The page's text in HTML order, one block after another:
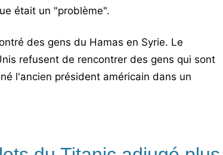
était un "problème".
des gens du Hamas en Syrie. Le
refusent de rencontrer des gens qui sont
l'ancien président américain dans un